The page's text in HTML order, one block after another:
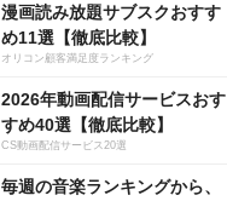
漫画読み放題サブスクおすす
め11選【徹底比較】
オリコン顧客満足度ランキング
2026年動画配信サービスおす
すめ40選【徹底比較】
CS動画配信サービス20選
毎週の音楽ランキングから、